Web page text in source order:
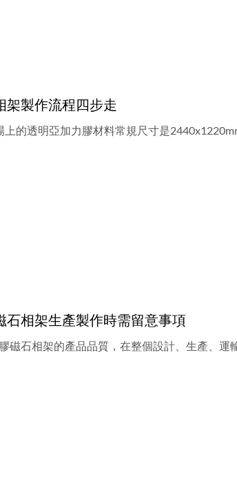
架製作流程四步走
上的透明亞加力膠材料常規尺寸是
石相架生產製作時需留意事項
磁石相架的產品品質，在整個設計、生產、